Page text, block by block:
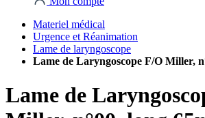
Materiel médical
Urgence et Réanimation
Lame de laryngoscope
Lame de Laryngoscope F/O Miller,
Lame de